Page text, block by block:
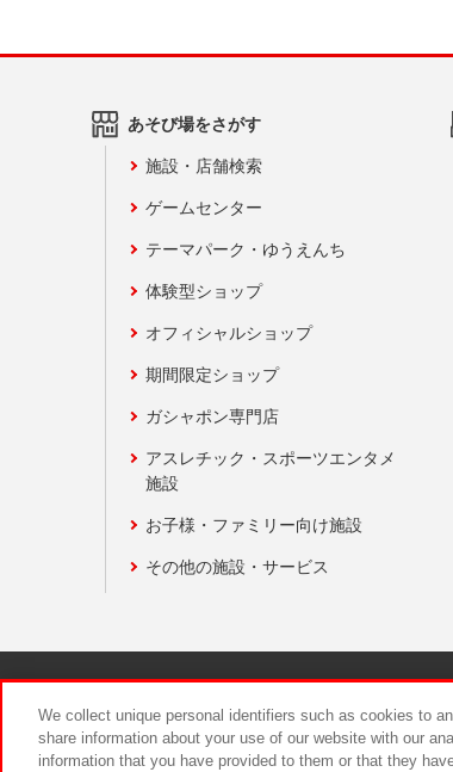
あそび場をさがす
施設・店舗検索
ゲームセンター
テーマパーク・ゆうえんち
体験型ショップ
オフィシャルショップ
期間限定ショップ
ガシャポン専門店
アスレチック・スポーツエンタメ
施設
お子様・ファミリー向け施設
その他の施設・サービス
We collect unique personal identifiers such as cookies to
share information about your use of our website with our
information that you have provided to them or that they